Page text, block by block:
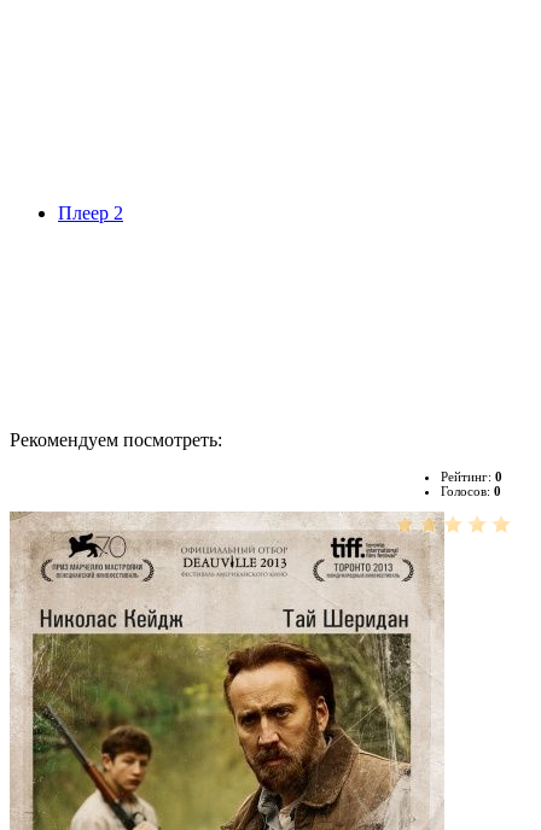
Плеер 2
Рекомендуем посмотреть:
Рейтинг: 0
Голосов: 0